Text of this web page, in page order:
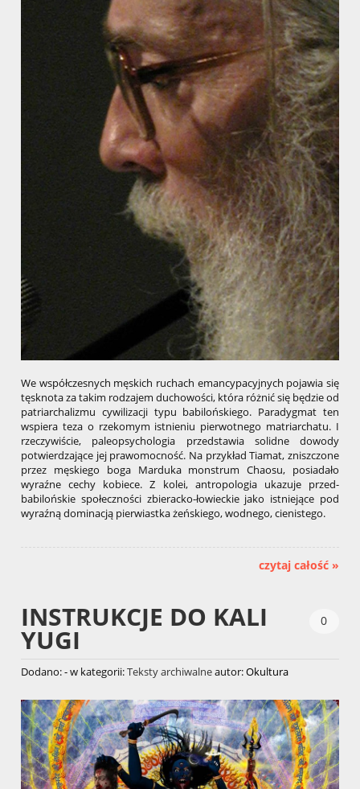
We współczesnych męskich ruchach emancypacyjnych pojawia się
tęsknota za takim rodzajem duchowości, która różnić się będzie od
patriarchalizmu cywilizacji typu babilońskiego. Paradygmat ten
wspiera teza o rzekomym istnieniu pierwotnego matriarchatu. I
rzeczywiście, paleopsychologia przedstawia solidne dowody
potwierdzające jej prawomocność. Na przykład Tiamat, zniszczone
przez męskiego boga Marduka monstrum Chaosu, posiadało
wyraźne cechy kobiece. Z kolei, antropologia ukazuje przed-
babilońskie społeczności zbieracko-łowieckie jako istniejące pod
wyraźną dominacją pierwiastka żeńskiego, wodnego, cienistego.
czytaj całość »
INSTRUKCJE DO KALI
YUGI
0
Dodano:-w kategorii:Teksty archiwalneautor:Okultura